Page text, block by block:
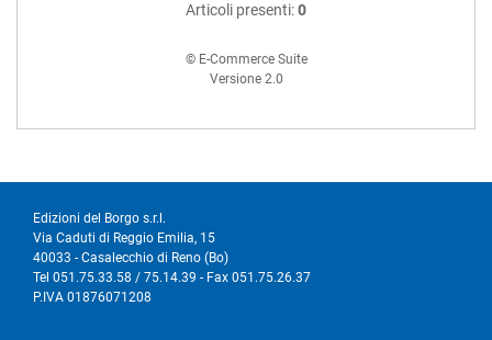
Articoli presenti:0
© E-Commerce Suite
Versione 2.0
Edizioni del Borgo s.r.l.
Via Caduti di Reggio Emilia, 15
40033 - Casalecchio di Reno (Bo)
Tel 051.75.33.58 / 75.14.39 - Fax 051.75.26.37
P.IVA 01876071208